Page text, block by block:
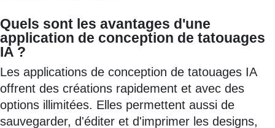
Quels sont les avantages d'une
application de conception de tatouages
IA ?
Les applications de conception de tatouages IA
offrent des créations rapidement et avec des
options illimitées. Elles permettent aussi de
sauvegarder, d'éditer et d'imprimer les designs,